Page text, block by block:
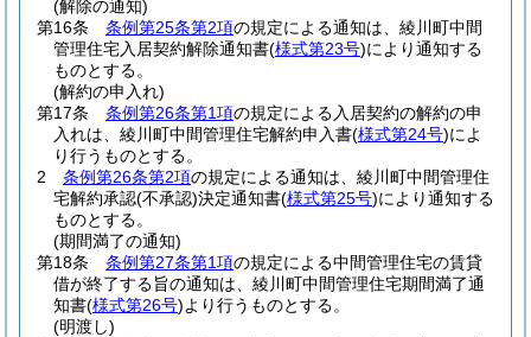
(解除の通知)
第16条
条例第25条第2項の規定による通知は、綾川町中間
管理住宅入居契約解除通知書(様式第23号)により通知する
ものとする。
(解約の申入れ)
第17条
条例第26条第1項の規定による入居契約の解約の申
入れは、綾川町中間管理住宅解約申入書(様式第24号)によ
り行うものとする。
2
条例第26条第2項の規定による通知は、綾川町中間管理住
宅解約承認(不承認)決定通知書(様式第25号)により通知する
ものとする。
(期間満了の通知)
第18条
条例第27条第1項の規定による中間管理住宅の賃貸
借が終了する旨の通知は、綾川町中間管理住宅期間満了通
知書(様式第26号)より行うものとする。
(明渡し)